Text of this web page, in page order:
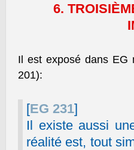
6.
Il est exposé dans
201):
[EG 231]
Il existe aussi
réalité est, tout